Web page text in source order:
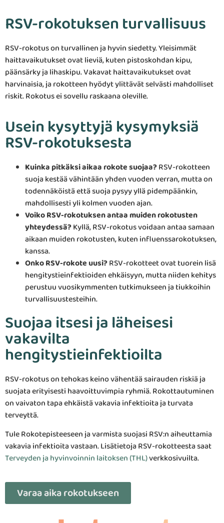
RSV-rokotuksen turvallisuus
RSV-rokotus on turvallinen ja hyvin siedetty. Yleisimmät
haittavaikutukset ovat lieviä, kuten pistoskohdan kipu,
päänsärky ja lihaskipu. Vakavat haittavaikutukset ovat
harvinaisia, ja rokotteen hyödyt ylittävät selvästi mahdolliset
riskit. Rokotus ei sovellu raskaana oleville.
Usein kysyttyjä kysymyksiä
RSV-rokotuksesta
Kuinka pitkäksi aikaa rokote suojaa?RSV-rokotteen
suoja kestää vähintään yhden vuoden verran, mutta on
todennäköistä että suoja pysyy yllä pidempäänkin,
mahdollisesti yli kolmen vuoden ajan.
Voiko RSV-rokotuksen antaa muiden rokotusten
yhteydessä?Kyllä, RSV-rokotus voidaan antaa samaan
aikaan muiden rokotusten, kuten influenssarokotuksen,
kanssa.
Onko RSV-rokote uusi?RSV-rokotteet ovat tuorein lisä
hengitystieinfektioiden ehkäisyyn, mutta niiden kehitys
perustuu vuosikymmenten tutkimukseen ja tiukkoihin
turvallisuustesteihin.
Suojaa itsesi ja läheisesi
vakavilta
hengitystieinfektioilta
RSV-rokotus on tehokas keino vähentää sairauden riskiä ja
suojata erityisesti haavoittuvimpia ryhmiä. Rokottautuminen
on vaivaton tapa ehkäistä vakavia infektioita ja turvata
terveyttä.
Tule Rokotepisteeseen ja varmista suojasi RSV:n aiheuttamia
vakavia infektioita vastaan. Lisätietoja RSV-rokotteesta saat
Terveyden ja hyvinvoinnin laitoksen (THL)verkkosivuilta.
Varaa aika rokotukseen